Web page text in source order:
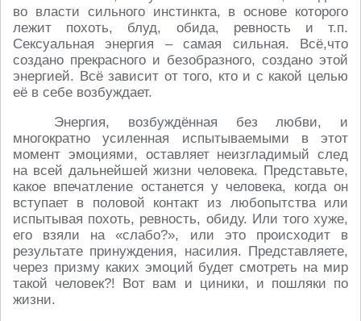
во власти сильного инстинкта, в основе которого
лежит похоть, блуд, обида, ревность и т.п.
Сексуальная энергия – самая сильная. Всё,что
создано прекрасного и безобразного, создано этой
энергией. Всё зависит от того, кто и с какой целью
её в себе возбуждает.
Энергия, возбуждённая без любви, и
многократно усиленная испытываемыми в этот
момент эмоциями, оставляет неизгладимый след
на всей дальнейшей жизни человека. Представьте,
какое впечатление останется у человека, когда он
вступает в половой контакт из любопытства или
испытывая похоть, ревность, обиду. Или того хуже,
его взяли на «слабо?», или это происходит в
результате принуждения, насилия. Представляете,
через призму каких эмоций будет смотреть на мир
такой человек?! Вот вам и циники, и пошляки по
жизни.